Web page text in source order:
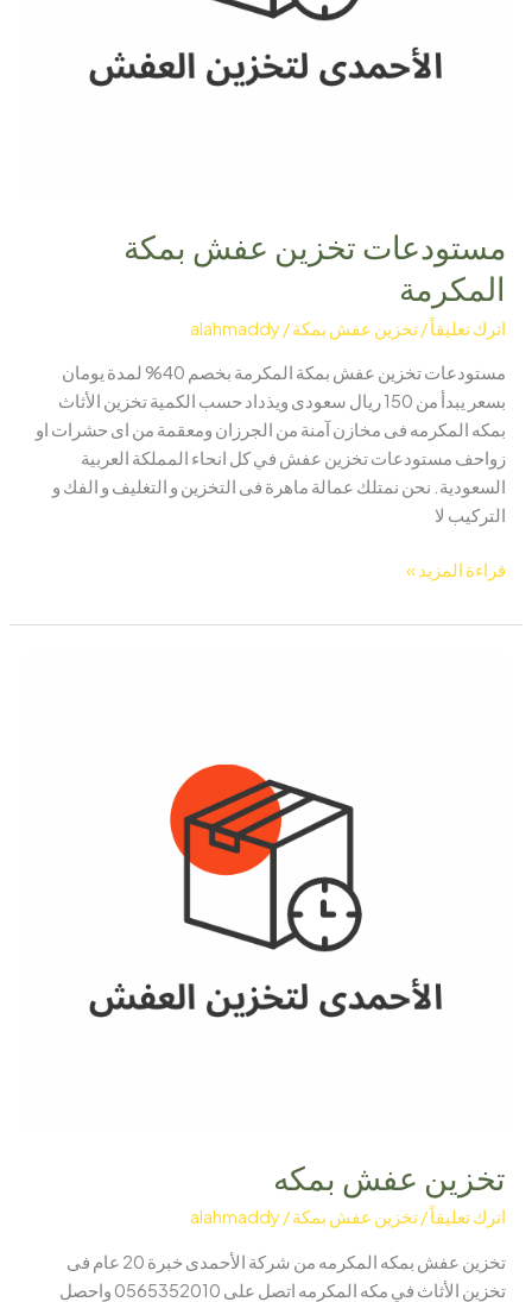
مستودعات تخزين عفش بمكة
المكرمة
اترك تعليقاً/تخزين عفش بمكة/
alahmaddy
مستودعات تخزين عفش بمكة المكرمة بخصم 40% لمدة يومان
بسعر يبدأ من 150 ريال سعودى ويذداد حسب الكمية تخزين الأثاث
بمكه المكرمه فى مخازن آمنة من الجرزان ومعقمة من اى حشرات او
زواحف مستودعات تخزين عفش في كل انحاء المملكة العربية
السعودية. نحن نمتلك عمالة ماهرة فى التخزين و التغليف و الفك و
التركيب لا
قراءة المزيد »
تخزين عفش بمكه
اترك تعليقاً/تخزين عفش بمكة/
alahmaddy
تخزين عفش بمكه المكرمه من شركة الأحمدى خبرة 20 عام فى
تخزين الأثاث في مكه المكرمه اتصل على 0565352010 واحصل